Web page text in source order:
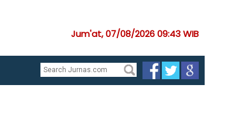
Jum'at, 07/08/2026 09:43 WIB